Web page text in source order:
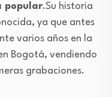
popular.Su historia
ya que antes
varios años en la
Bogotá, vendiendo
grabaciones.